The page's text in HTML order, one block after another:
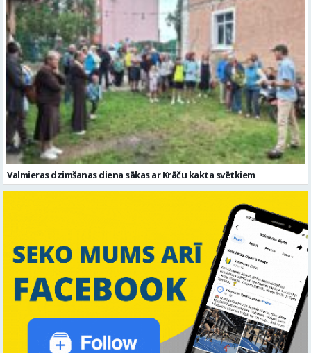
Valmieras dzimšanas diena sākas ar Krāču kakta svētkiem